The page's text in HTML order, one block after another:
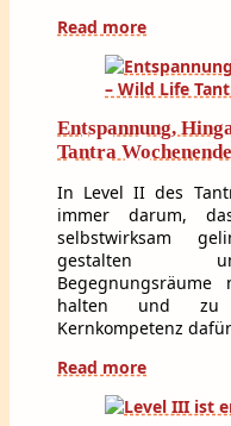
Read more
Entspannung,
Tantra
In Level II des
immer darum,
selbstwirksam
gestalten
halten und zu
Kernkompetenz
Read more